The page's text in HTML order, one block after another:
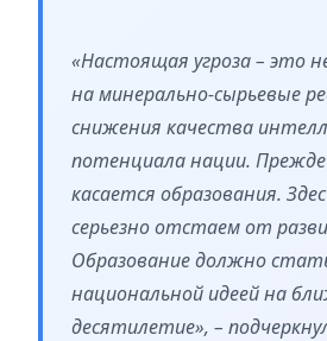
«Настоящая угроза – это
на минерально-сырьевые
снижения качества
потенциала нации. Прежде
касается образования.
серьезно отстаем от
Образование должно
национальной идеей на
десятилетие», –